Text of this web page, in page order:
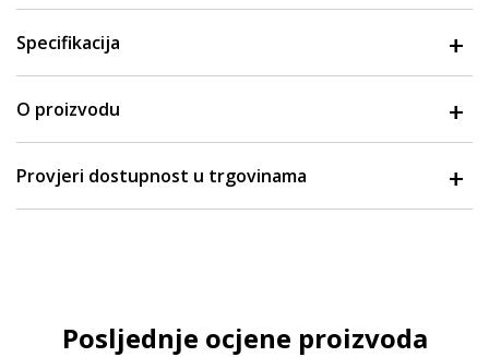
Specifikacija
O proizvodu
Provjeri dostupnost u trgovinama
Posljednje ocjene proizvoda